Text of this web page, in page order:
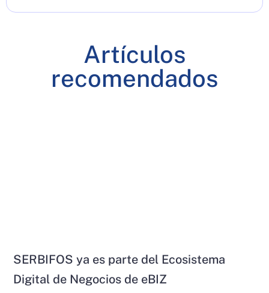
Artículos
recomendados
SERBIFOS ya es parte del Ecosistema
Digital de Negocios de eBIZ